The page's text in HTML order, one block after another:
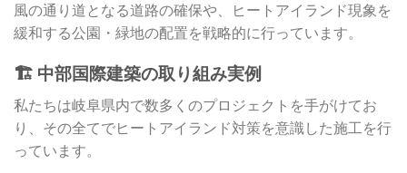
風の通り道となる道路の確保や、ヒートアイランド現象を
緩和する公園・緑地の配置を戦略的に行っています。
🏗️ 中部国際建築の取り組み実例
私たちは岐阜県内で数多くのプロジェクトを手がけてお
り、その全てでヒートアイランド対策を意識した施工を行
っています。